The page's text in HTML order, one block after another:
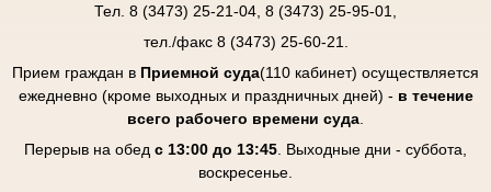
Тел. 8 (3473) 25-21-04, 8 (3473) 25-95-01,
тел./факс 8 (3473) 25-60-21.
Прием граждан в Приемной суда(110 кабинет) осуществляется
ежедневно (кроме выходных и праздничных дней) - в течение
всего рабочего времени суда
Перерыв на обед с 13:00 до 13:45 . Выходные дни - суббота,
воскресенье.